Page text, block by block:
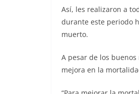
Así, les realizaron a
durante este periodo
muerto.
A pesar de los
mejora en la